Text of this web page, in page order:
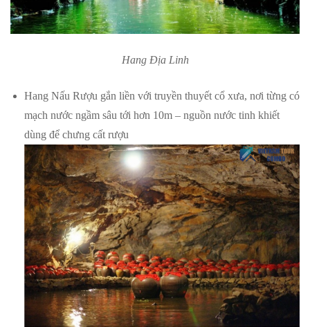
Hang Địa Linh
Hang Nấu Rượu gắn liền với truyền thuyết cổ xưa, nơi từng có
mạch nước ngầm sâu tới hơn 10m – nguồn nước tinh khiết
dùng để chưng cất rượu